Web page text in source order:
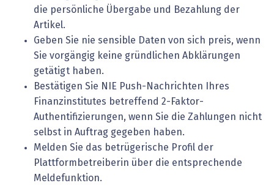
die persönliche Übergabe und Bezahlung der
Artikel.
Geben Sie nie sensible Daten von sich preis, wenn
Sie vorgängig keine gründlichen Abklärungen
getätigt haben.
Bestätigen Sie NIE Push-Nachrichten Ihres
Finanzinstitutes betreffend 2-Faktor-
Authentifizierungen, wenn Sie die Zahlungen nicht
selbst in Auftrag gegeben haben.
Melden Sie das betrügerische Profil der
Plattformbetreiberin über die entsprechende
Meldefunktion.